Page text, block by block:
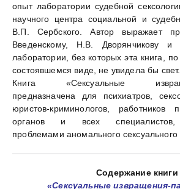
опыт лаборатории судебной
научного центра социальной и
В.П. Сербского. Автор выражает
Введенскому, Н.В. Дворянчикову и
лаборатории, без которых эта книга,
состоявшемся виде, не увидела бы свет.
Книга «Сексуальные
предназначена для психиатров,
юристов-криминологов, работников
органов и всех специалистов,
проблемами аномального сексуального
Содержание книги
«Сексуальные извращения-